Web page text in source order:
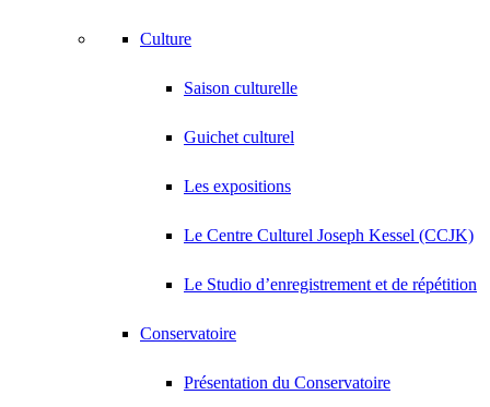
Culture
Saison culturelle
Guichet culturel
Les expositions
Le Centre Culturel Joseph Kessel (CCJK)
Le Studio d’enregistrement et de répétition
Conservatoire
Présentation du Conservatoire